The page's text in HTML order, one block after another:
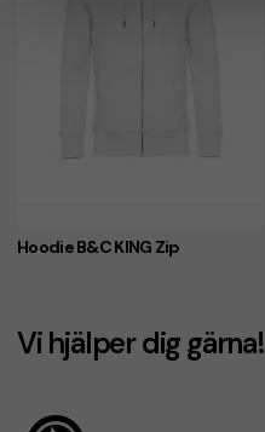
Hoodie B&C KING Zip
Vi hjälper dig gärna!